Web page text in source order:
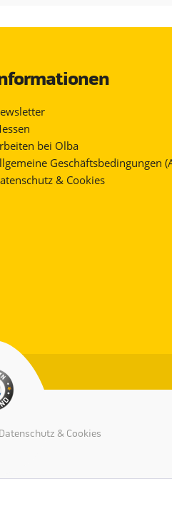
bei Olba
Geschäftsbedingungen
& Cookies
Datenschutz & Cookies